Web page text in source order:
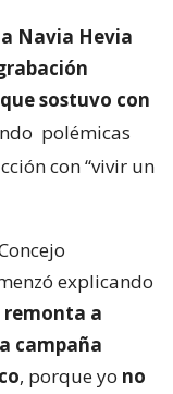
Navia Hevia
sostuvo con
polémicas
con “vivir un
explicando
remonta a
campaña
, porque yo no